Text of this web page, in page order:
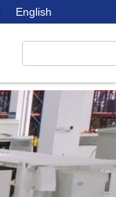
English